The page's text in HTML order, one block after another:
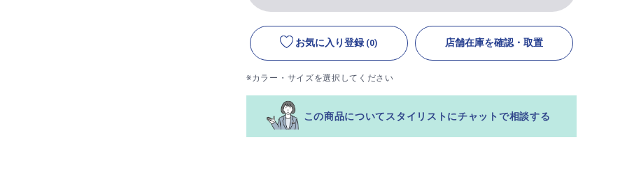
お気に入り登録 (0) 店舗在庫を確認・取置
※カラー・サイズを選択してください
この商品についてスタイリストにチャットで相談する